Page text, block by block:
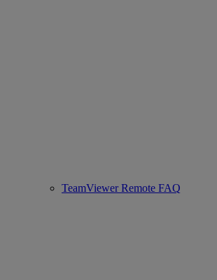
TeamViewer Remote FAQ